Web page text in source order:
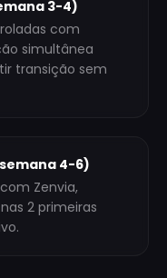
3-4)
com
simultânea
transição sem
4-6)
Zenvia,
2 primeiras